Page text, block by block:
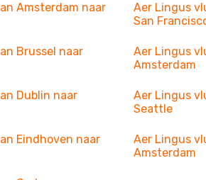
Amsterdam naar
Aer Lingus
San
Brussel naar
Aer Lingus
Amsterdam
Dublin naar
Aer Lingus
Seattle
Eindhoven naar
Aer Lingus
Amsterdam